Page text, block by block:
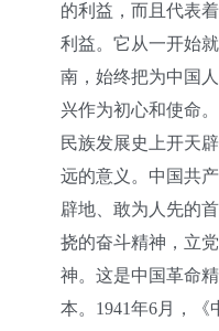
的利益，而且代表
利益。它从一开始
南，始终把为中国
兴作为初心和使命
民族发展史上开天
远的意义。中国共
辟地、敢为人先的
挠的奋斗精神，立
神。这是中国革命
本。1941年6月，《